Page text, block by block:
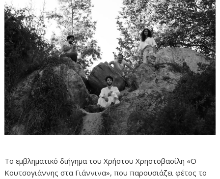
Το εμβληματικό διήγημα του Χρήστου Χρηστοβασίλη «Ο
Κουτσογιάννης στα Γιάννινα», που παρουσιάζει φέτος το